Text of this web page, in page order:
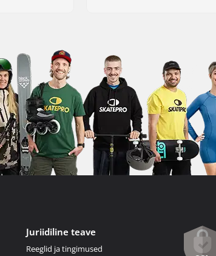
Juriidiline teave
Reeglid ja tingimused